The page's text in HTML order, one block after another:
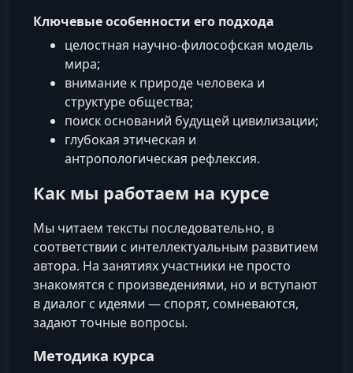
Ключевые особенности его подхода
целостная научно-философская модель
мира;
внимание к природе человека и
структуре общества;
поиск оснований будущей цивилизации;
глубокая этическая и
антропологическая рефлексия.
Как мы работаем на курсе
Мы читаем тексты последовательно, в
соответствии с интеллектуальным развитием
автора. На занятиях участники не просто
знакомятся с произведениями, но и вступают
в диалог с идеями — спорят, сомневаются,
задают точные вопросы.
Методика курса